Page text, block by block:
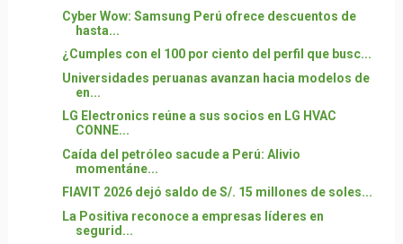
Cyber Wow: Samsung Perú ofrece descuentos de
hasta...
¿Cumples con el 100 por ciento del perfil que busc...
Universidades peruanas avanzan hacia modelos de
en...
LG Electronics reúne a sus socios en LG HVAC
CONNE...
Caída del petróleo sacude a Perú: Alivio
momentáne...
FIAVIT 2026 dejó saldo de S/. 15 millones de soles...
La Positiva reconoce a empresas líderes en
segurid...